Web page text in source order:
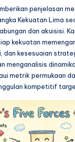
penjelasan
Kekuatan Lima
dan akuisisi.
kekuatan
dan kesesuaian
menganalisis
metrik permukaan
kompetitif